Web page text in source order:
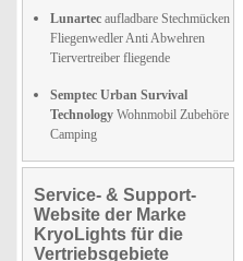
Lunartec aufladbare Stechmücken
Fliegenwedler Anti Abwehren
Tiervertreiber fliegende
Semptec Urban Survival
Technology Wohnmobil Zubehöre
Camping
Service- & Support-
Website der Marke
KryoLights für die
Vertriebsgebiete